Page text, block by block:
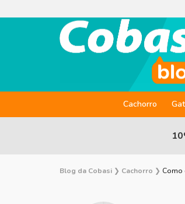
Cachorro
Blog da Cobasi ❯ Cachorro ❯ Como